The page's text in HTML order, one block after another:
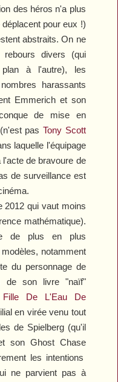
des héros n'a plus
pour eux !)
abstraits. On ne
divers (qui
à l'autre), les
harassants
Emmerich et son
de mise en
pas Tony Scott
laquelle l'équipage
de bravoure de
de surveillance est
2012 qui vaut moins
mathématique).
de plus en plus
notamment
du personnage de
de son livre "naïf"
De L'EauDe
en virée venu tout
de Spielberg (qu'il
son Ghost Chase
les intentions
ne parvient pas à